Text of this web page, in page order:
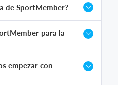
de SportMember?
para la
empezar con